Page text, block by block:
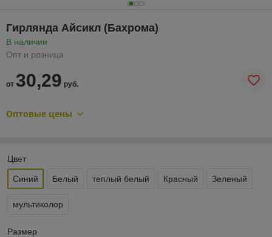
Гирлянда Айсикл (Бахрома)
В наличии
Опт и розница
от 30,29 руб.
Оптовые цены
Цвет
Синий Белый теплый белый Красный Зеленый
мультиколор
Размер